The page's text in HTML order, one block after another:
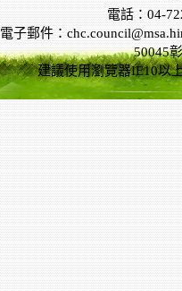
電話：04-
電子郵件：
50045
建議使用瀏覽器IE10以